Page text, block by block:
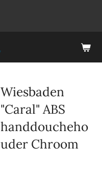
Wiesbaden
"Caral" ABS
handdoucheho
uder Chroom